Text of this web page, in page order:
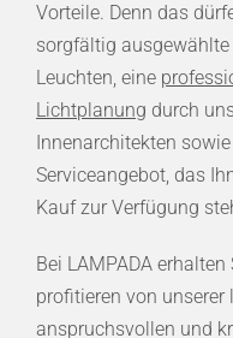
Vorteile. Denn das
sorgfältig
Leuchten, eine
Lichtplanung durch
Innenarchitekten
Serviceangebot, das
Kauf zur Verfügung
Bei LAMPADA
profitieren von
anspruchsvollen und